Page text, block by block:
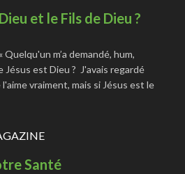
et le Fils de Dieu ?
m’a demandé, hum,
Jésus est Dieu ? J'avais regardé
vraiment, mais si Jésus est le
Santé